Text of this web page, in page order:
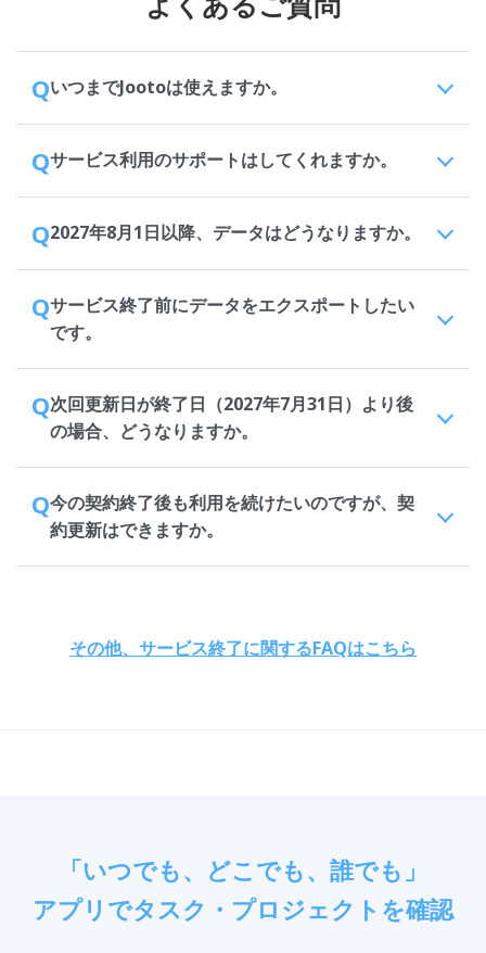
QいつまでJootoは使えますか。
Qサービス利用のサポートはしてくれますか。
Q2027年8月1日以降、データはどうなりますか。
Qサービス終了前にデータをエクスポートしたい
です。
Q次回更新日が終了日（2027年7月31日）より後
の場合、どうなりますか。
Q今の契約終了後も利用を続けたいのですが、契
約更新はできますか。
その他、サービス終了に関するFAQはこちら
「いつでも、どこでも、誰でも」
アプリでタスク・プロジェクトを確認